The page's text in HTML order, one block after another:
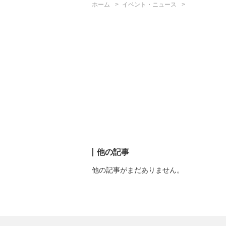
ホーム イベント・ニュース
他の記事
他の記事がまだありません。